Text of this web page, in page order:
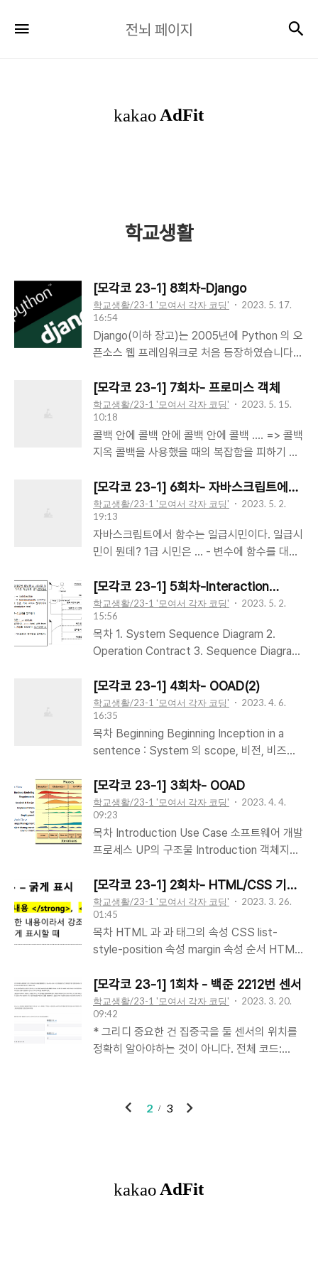
뇌
전뇌 페이지
학교생활
[모각코 23-1] 8회차-Django
학교생활/23-1 '모여서 각자 코딩'
2023. 5. 17.
16:54
Django(이하 장고)는 2005년에 Python 의 오
픈소스 웹 프레임워크로 처음 등장하였습니다.
를 정도로 구현에 필요한 다양한 기능들이 들어
가있습니다. 그래서 풀 스택 프레임워크라고 불
립니다. 반대로 다른 유명한 파이썬 웹 프레임워
크인 플라스크(Flask)는 마이크로 프레임워크
라고 불립니다. 로그인, 회원가입, 인증, CORS
능이 기본 모듈로 제공됩니다. 장고를 사용하는
많은 이들은 Admin 이라는 핵심 기능을 이용하
여 관리사이트를 운영하는 경우가 많습니다. 소
프트웨어 디자인 패턴 - MVC 소프트웨어 개발
을 위한 여러 디자인 패턴 중, 웹 서비스에 자주
[모각코 23-1] 7회차- 프로미스 객체
학교생활/23-1 '모여서 각자 코딩'
2023. 5. 15.
10:18
콜백 안에 콜백 안에 콜백 안에 콜백 …. => 콜백
지옥 콜백을 사용했을 때의 복잡함을 피하기 위
에 성공했을 때 실행할 함수와 성공하지 못했을
때 실행할 함수를 미리 약속하자는 것이다. 프로
미스는 객체를 생성하는 부분과 소비하는 부분
으로 나뉜다. 먼저, 프로미스를 사용하려면
Promise 객체를 먼저 만들어야 한다. 생성! 성
실행할 함수 reject()도 함께 지정해야 한다. let
likePizza = true; const pizza = new
Promise((resolve, reject) => { if (likePizza)
resolve('피자를 주문합니다.'); else reject('피
자..
[모각코 23-1] 6회차- 자바스크립트에서
함수는 일급시민이다.
학교생활/23-1 '모여서 각자 코딩'
2023. 5. 2.
19:13
자바스크립트에서 함수는 일급시민이다. 일급시
민이 뭔데? 1급 시민은 ... - 변수에 함수를 대입
넘길 수 있어야 한다. - 함수에서 함수를 생성하
여 반환할 수 있어야 한다. 자바스크립트에서 함
수는 객체이기도 하고, 값이기도 하다. 자바스크
립트의 함수표현식 (목차) 1. 함수를 변수에 할
당해서 사용하기 2. 즉시 실행 함수 2. 화살표 함
하기 let sum = function(a,b) { return a + b
; } console.log(`함수 실행 결과:
${sum(10,20)}`); sum 은 변수인데 함수처럼
뒤에 파라미터를 받으며 사용되는 것을 할 수 있
다. 또한 함수를 파라미터로도 넣을 수 있다..
[모각코 23-1] 5회차-Interaction
Diagrams
학교생활/23-1 '모여서 각자 코딩'
2023. 5. 2.
15:56
목차 1. System Sequence Diagram 2.
Operation Contract 3. Sequence Diagram
Sequence Diagram(SSD) 1-1. 시스템 시퀀
스 다이어그램이란? 어떻게 동작하는가 보다는
무엇을 하는가에 초점을 맞춘 설명. UML에는
“시퀀스 다이어그램”은 있지만, “시스템 시퀀스
다이어그램”은 없다 1-2. 그냥 시퀀스 다이어그
스 다이어그램과의 차이는 표현의 범위에 있다
시스템 시퀀스 다이어그램은 개발 중인 시스템
의 인풋 아웃풋 이벤트를 표현하는 것에 집중한
다. 일반적인 시퀀스 다이어그램이 외부 액터와
시스템 속 유스케이스의 시간에 따른 상호작용
[모각코 23-1] 4회차- OOAD(2)
학교생활/23-1 '모여서 각자 코딩'
2023. 4. 6.
16:35
목차 Beginning Beginning Inception in a
sentence : System 의 scope, 비전, 비즈니
당사자) 의 기본적인 동의와 투자가 있어야 한
다. Inception 의 의도 : 실현 가능 여부 조사,
decide if it is worth to do. Inception
focuses on... - requirement! - functional
requirements --> Use case 모델링 -
성 구현 요구사항 분석 - 요구사항을 찾아서 문
서화하고 유지하는 프로세스 - 이 또한 반복적
iterative 으로 도출된 결과가 시스템에 적용된
다. 더보기 ..
[모각코 23-1] 3회차- OOAD
학교생활/23-1 '모여서 각자 코딩'
2023. 4. 4.
09:23
목차 Introduction Use Case 소프트웨어 개발
프로세스 UP의 구조물 Introduction 객체지향
념 모델(객체에 대한 추상적 정의)을 사용하여
객체, 관계 및 동작을 식별한다. 요구사항을 찾
아낸다? 객체지향 설계(OOD) : 객체를 정의하
고, 요구사항을 충족하기 위한 객체들의 속성
(attribute), 동작(behavior), 상호작용
의 동작을 사용자의 입장에서, 유용한 일을 달성
하기 위한 시나리오의 집합 사용자, 외부 시스
템, 다른 요소들이 시스템과 상호작용하는 방법
을 기술함 요구사항을 알아내는 과정이다 사용
자 시점에서 시스템을 모델링하는 역할 소프트
[모각코 23-1] 2회차- HTML/CSS 기초
궁금증 정리
학교생활/23-1 '모여서 각자 코딩'
2023. 3. 26.
01:45
목차 HTML 과 과 태그의 속성 CSS list-
style-position 속성 margin 속성 순서 HTML
는 실제로 페이지 내의 중요한 부분으로 브라우
저에게 알려주어, screen reader 가 화면을 낭
독할 때, 강조하여 읽는 효과를 준다. ▶ 과 화면
상에선 둘다 이탤릭체로 표시된다. 하지만 은 태
그와 마찬가지로, 브라우저에게 페이지 내의 중
를 새로운 윈도우나 탭(tab)에서 오픈함. (내가
[모각코 23-1] 1회차 - 백준 2212번 센서
학교생활/23-1 '모여서 각자 코딩'
2023. 3. 20.
09:42
* 그리디 중요한 건 집중국을 둘 센서의 위치를
정확히 알아야하는 것이 아니다. 전체 코드:
java.io.InputStreamReader; import
java.util.Arrays; public class Main { public
InputStreamReader(System.in)); int
이
2 3
다